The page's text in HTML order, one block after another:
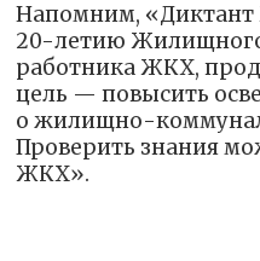
Напомним,
20-летию
работника ЖКХ,
цель — повысить
о жилищно-
Проверить знания
ЖКХ».